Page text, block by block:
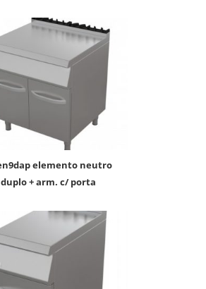
duplo + arm. c/ porta